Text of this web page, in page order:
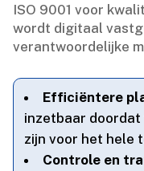
ISO 9001 voor
wordt digitaal
verantwoordelijke
Efficiëntere
inzetbaar
zijn voor het hele
Controle en